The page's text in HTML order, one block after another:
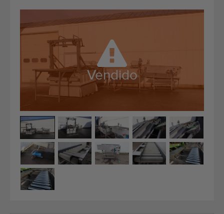
Contacto
Blog
Equipamento de qualidade
Pessoal qualificado
Entregas em todo o mundo
Desde 1977
Vendido